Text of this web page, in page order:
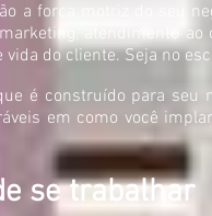
a força motriz do seu
atendimento
do cliente. Seja no
é construído para seu
em como você
se trabalhar